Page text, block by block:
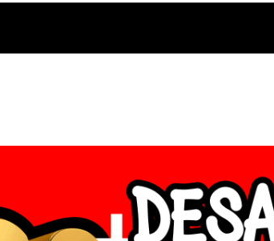
Family Gathering – Kaos Employe Gathering